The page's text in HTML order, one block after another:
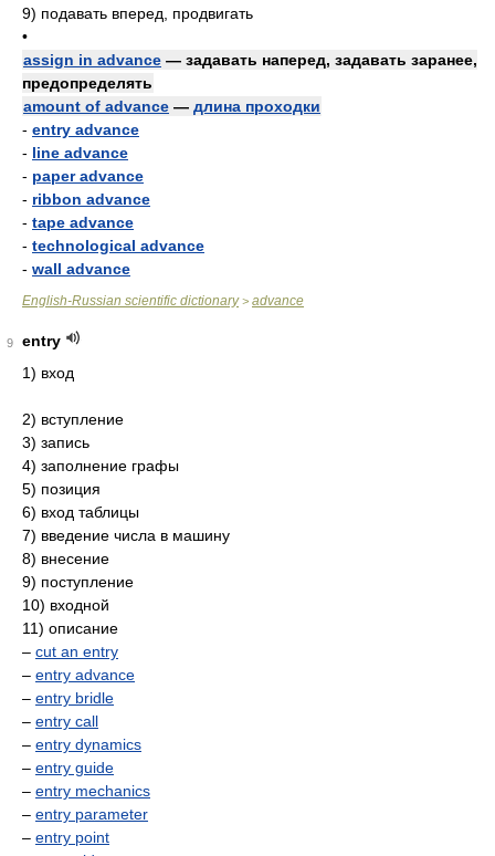
9) подавать вперед, продвигать
•
assign in advance — задавать наперед, задавать заранее,
предопределять
amount of advance — длина проходки
- entry advance
- line advance
- paper advance
- ribbon advance
- tape advance
- technological advance
- wall advance
English-Russian scientific dictionary> advance
9
entry
1) вход
2) вступление
3) запись
4) заполнение графы
5) позиция
6) вход таблицы
7) введение числа в машину
8) внесение
9) поступление
10) входной
11) описание
– cut an entry
– entry advance
– entry bridle
– entry call
– entry dynamics
– entry guide
– entry mechanics
– entry parameter
– entry point